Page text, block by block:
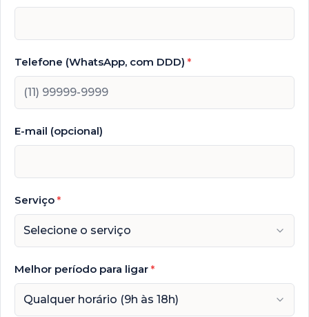
Telefone (WhatsApp, com DDD) *
E-mail (opcional)
Serviço *
Selecione o serviço
Melhor período para ligar *
Qualquer horário (9h às 18h)